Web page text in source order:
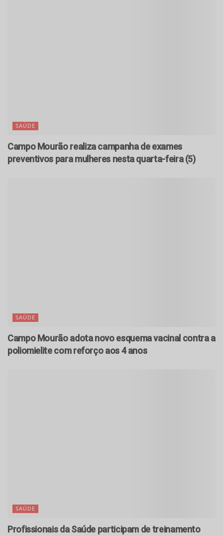
SAÚDE
Campo Mourão realiza campanha de exames
preventivos para mulheres nesta quarta-feira (5)
SAÚDE
Campo Mourão adota novo esquema vacinal contra a
poliomielite com reforço aos 4 anos
SAÚDE
Profissionais da Saúde participam de treinamento